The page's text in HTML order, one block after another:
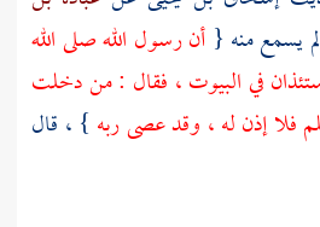
يسمع منه { أن رسول الله صلى الله
في البيوت ، فقال : من دخلت
فلا إذن له ، وقد عصى ربه } ، قال